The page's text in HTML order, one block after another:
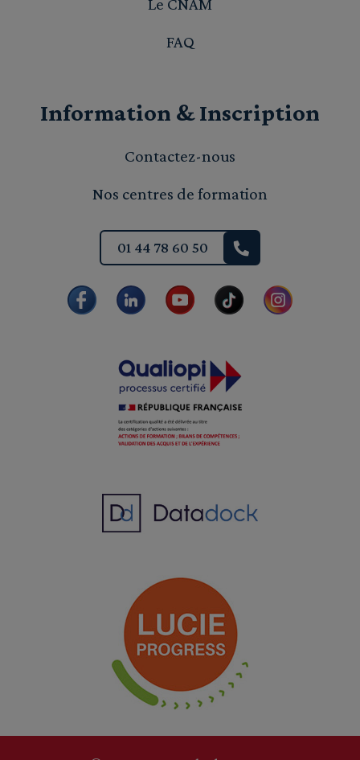
Le CNAM
FAQ
Information & Inscription
Contactez-nous
Nos centres de formation
01 44 78 60 50